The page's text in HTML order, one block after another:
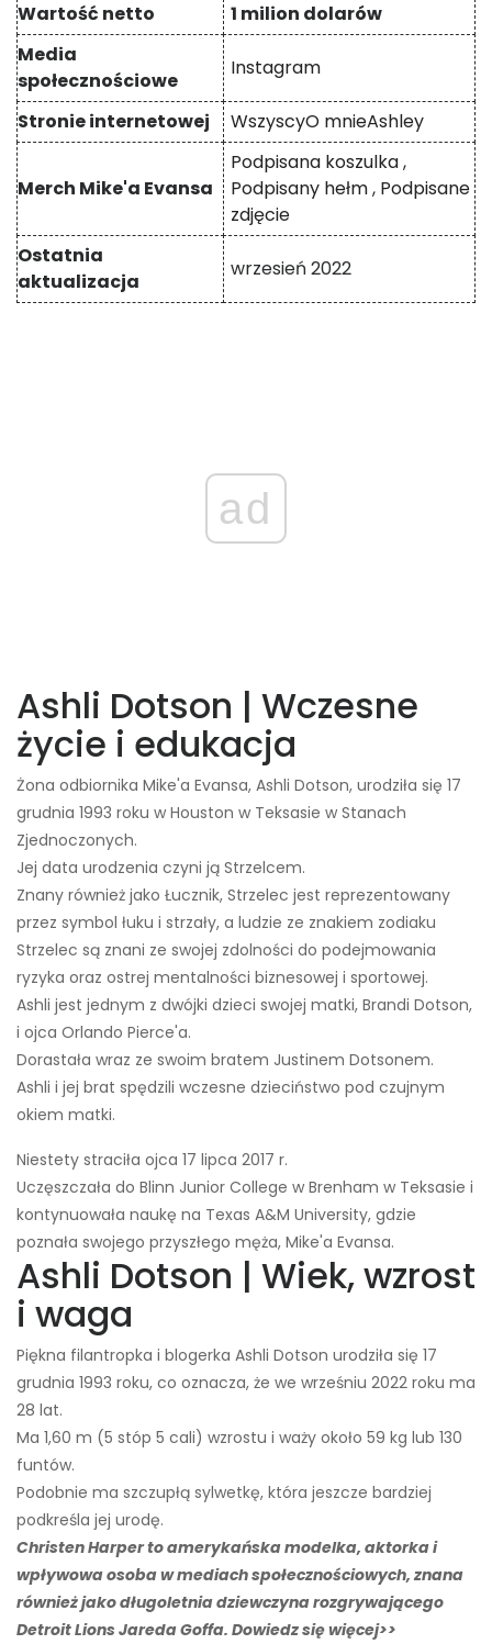
Wartość netto
1 milion dolarów
Media
społecznościowe
Instagram
Stronie internetowej WszyscyO mnieAshley
Merch Mike'a Evansa
Podpisana koszulka,
Podpisany hełm, Podpisane
zdjęcie
Ostatnia
aktualizacja
wrzesień 2022
ad
Ashli ​​Dotson | Wczesne
życie i edukacja
Żona odbiornika Mike'a Evansa, Ashli ​​Dotson, urodziła się 17
grudnia 1993 roku w Houston w Teksasie w Stanach
Zjednoczonych.
Jej data urodzenia czyni ją Strzelcem.
Znany również jako Łucznik, Strzelec jest reprezentowany
przez symbol łuku i strzały, a ludzie ze znakiem zodiaku
Strzelec są znani ze swojej zdolności do podejmowania
ryzyka oraz ostrej mentalności biznesowej i sportowej.
Ashli ​​jest jednym z dwójki dzieci swojej matki, Brandi Dotson,
i ojca Orlando Pierce'a.
Dorastała wraz ze swoim bratem Justinem Dotsonem.
Ashli ​​i jej brat spędzili wczesne dzieciństwo pod czujnym
okiem matki.
Niestety straciła ojca 17 lipca 2017 r.
Uczęszczała do Blinn Junior College w Brenham w Teksasie i
kontynuowała naukę na Texas A&M University, gdzie
poznała swojego przyszłego męża, Mike'a Evansa.
Ashli ​​Dotson | Wiek, wzrost
i waga
Piękna filantropka i blogerka Ashli ​​Dotson urodziła się 17
grudnia 1993 roku, co oznacza, że ​​we wrześniu 2022 roku ma
28 lat.
Ma 1,60 m (5 stóp 5 cali) wzrostu i waży około 59 kg lub 130
funtów.
Podobnie ma szczupłą sylwetkę, która jeszcze bardziej
podkreśla jej urodę.
Christen Harper to amerykańska modelka, aktorka i
wpływowa osoba w mediach społecznościowych, znana
również jako długoletnia dziewczyna rozgrywającego
Detroit Lions Jareda Goffa. Dowiedz się więcej>>